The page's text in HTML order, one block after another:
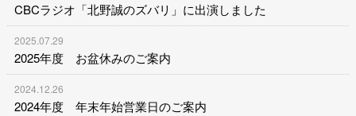
CBCラジオ「北野誠のズバリ」に出演しました
2025.07.29
2025年度 お盆休みのご案内
2024.12.26
2024年度 年末年始営業日のご案内